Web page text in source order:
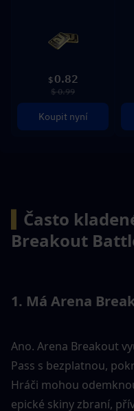
$ 0.82
$ 0.99
Koupit nyní
Často
Breakout
1. Má Arena
Ano. Arena Breakout
Pass s bezplatnou,
Hráči mohou
epické skiny zbraní,